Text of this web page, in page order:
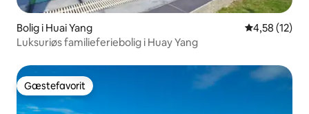
Bolig i Huai Yang 4,58 ud af 5
4,58 (12)
Luksuriøs familieferiebolig i Huay Yang
Gæstefavorit
Gæstefavorit